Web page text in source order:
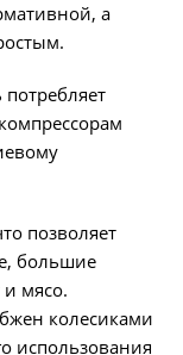
а
позволяет
большие
мясо.
колесиками
использования